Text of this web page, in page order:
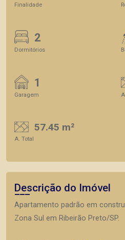
Finalidade
2
Dormitórios
1
Garagem
57.45 m²
A. Total
Descrição do Imóvel
Apartamento padrão em
Zona Sul em Ribeirão Preto/SP.